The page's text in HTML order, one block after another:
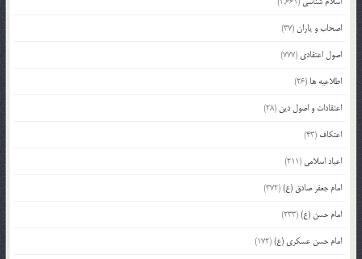
اصحاب و یاران(37)
اصول اعتقادی (777)
اطلاعیه ها (26)
اعتقادات و اصول دین (28)
اعتکاف (43)
اعیاد اسلامی (211)
امام جعفر صادق (ع)(372)
امام حسن (ع)(233)
امام حسن عسکری (ع)(172)